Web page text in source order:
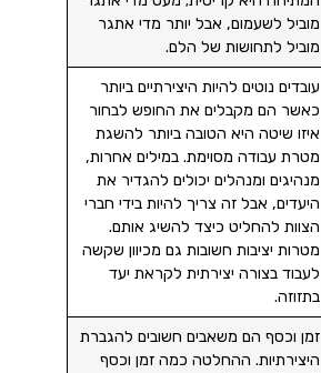
מוביל לשעמום, אבל יותר מדי אתגר
מוביל לתחושות של הלם.
עובדים נוטים להיות היצירתיים ביותר
כאשר הם מקבלים את החופש לבחור
איזו שיטה היא הטובה ביותר להשגת
מטרת עבודה מסוימת. במילים אחרות,
מנהיגים ומנהלים יכולים להגדיר את
היעדים, אבל זה צריך להיות בידי חברי
הצוות להחליט כיצד להשיג אותם.
מטרות יציבות חשובות גם מכיוון שקשה
לעבוד בצורה יצירתית לקראת יעד
בתזוזה.
זמן וכסף הם משאבים חשובים להגברת
היצירתיות. ההחלטה כמה זמן וכסף